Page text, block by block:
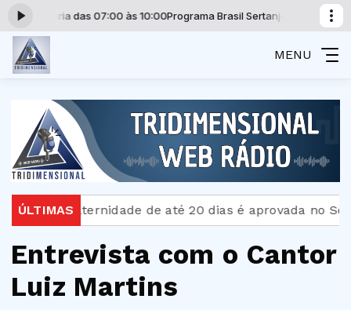
Vitória das 07:00 às 10:00Programa Brasil Sertanjo com Mauri
MENU
ÚLTIMAS
paternidade de até 20 dias é aprovada no Senado
Entrevista com o Cantor
Luiz Martins